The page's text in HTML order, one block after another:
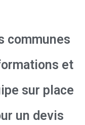
communes
et
sur place
un devis